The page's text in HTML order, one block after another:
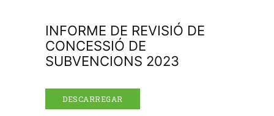
INFORME DE REVISIÓ DE
CONCESSIÓ DE
SUBVENCIONS 2023
DESCARREGAR